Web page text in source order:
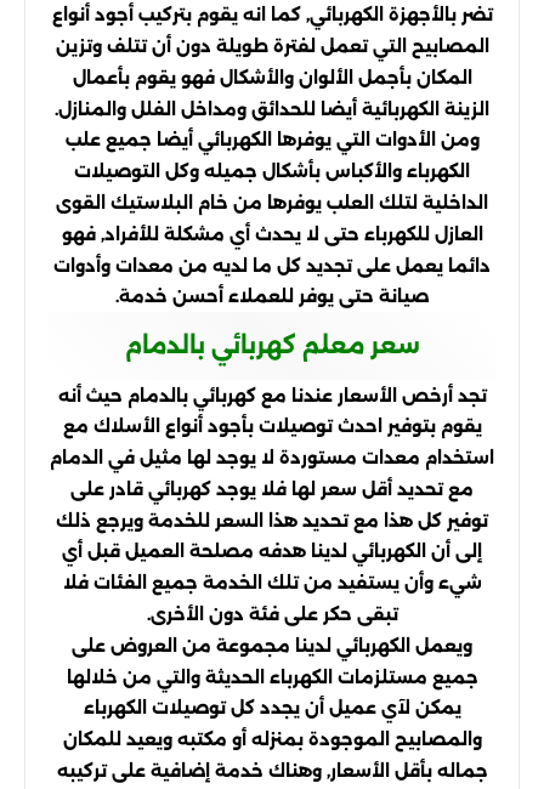
تضر بالأجهزة الكهربائي, كما انه يقوم بتركيب أجود أنواع
المصابيح التي تعمل لفترة طويلة دون أن تتلف وتزين
المكان بأجمل الألوان والأشكال فهو يقوم بأعمال
الزينة الكهربائية أيضا للحدائق ومداخل الفلل والمنازل.
ومن الأدوات التي يوفرها الكهربائي أيضا جميع علب
الكهرباء والأكباس بأشكال جميله وكل التوصيلات
الداخلية لتلك العلب يوفرها من خام البلاستيك القوى
العازل للكهرباء حتى لا يحدث أي مشكلة للأفراد, فهو
دائما يعمل على تجديد كل ما لديه من معدات وأدوات
صيانة حتى يوفر للعملاء أحسن خدمة.
سعر معلم كهربائي بالدمام
تجد أرخص الأسعار عندنا مع كهربائي بالدمام حيث أنه
يقوم بتوفير احدث توصيلات بأجود أنواع الأسلاك مع
استخدام معدات مستوردة لا يوجد لها مثيل في الدمام
مع تحديد أقل سعر لها فلا يوجد كهربائي قادر على
توفير كل هذا مع تحديد هذا السعر للخدمة ويرجع ذلك
إلى أن الكهربائي لدينا هدفه مصلحة العميل قبل أي
شيء وأن يستفيد من تلك الخدمة جميع الفئات فلا
تبقى حكر على فئة دون الأخرى.
ويعمل الكهربائي لدينا مجموعة من العروض على
جميع مستلزمات الكهرباء الحديثة والتي من خلالها
يمكن لآي عميل أن يجدد كل توصيلات الكهرباء
والمصابيح الموجودة بمنزله أو مكتبه ويعيد للمكان
جماله بأقل الأسعار, وهناك خدمة إضافية على تركيبه